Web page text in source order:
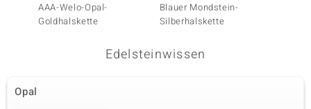
AAA-Welo-Opal-
Goldhalskette
Blauer Mondstein-
Silberhalskette
Edelsteinwissen
Opal